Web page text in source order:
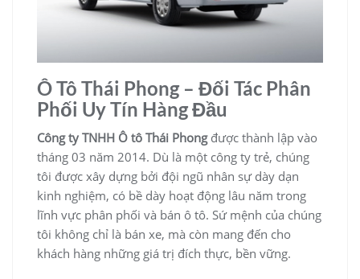
Ô Tô Thái Phong – Đối Tác Phân
Phối Uy Tín Hàng Đầu
Công ty TNHH Ô tô Thái Phongđược thành lập vào
tháng 03 năm 2014. Dù là một công ty trẻ, chúng
tôi được xây dựng bởi đội ngũ nhân sự dày dạn
kinh nghiệm, có bề dày hoạt động lâu năm trong
lĩnh vực phân phối và bán ô tô. Sứ mệnh của chúng
tôi không chỉ là bán xe, mà còn mang đến cho
khách hàng những giá trị đích thực, bền vững.